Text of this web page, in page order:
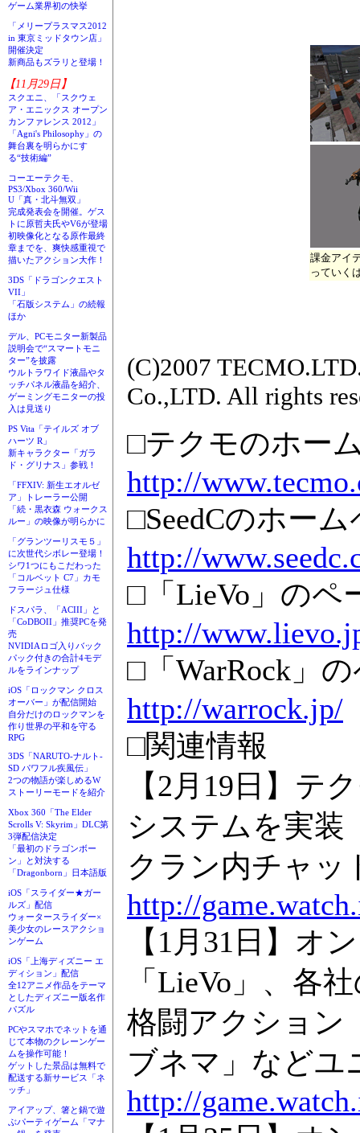
ゲーム業界初の快挙
「メリープラスマス2012
in 東京ミッドタウン店」
開催決定
新商品もズラリと登場！
【11月29日】
スクエニ、「スクウェ
ア・エニックス オープン
カンファレンス 2012」
「Agni's Philosophy」の
舞台裏を明らかにす
る“技術編”
コーエーテクモ、
PS3/Xbox 360/Wii
U「真・北斗無双」
完成発表会を開催。ゲス
トに原哲夫氏やV6が登場
初映像化となる原作最終
章までを、爽快感重視で
描いたアクション大作！
3DS「ドラゴンクエスト
VII」
「石版システム」の続報
ほか
デル、PCモニター新製品
説明会で“スマートモニ
ター”を披露
ウルトラワイド液晶やタ
ッチパネル液晶を紹介、
ゲーミングモニターの投
入は見送り
PS Vita「テイルズ オブ
ハーツ R」
新キャラクター「ガラ
ド・グリナス」参戦！
「FFXIV: 新生エオルゼ
ア」トレーラー公開
「続・黒衣森 ウォークス
ルー」の映像が明らかに
「グランツーリスモ５」
に次世代シボレー登場！
シワ1つにもこだわった
「コルベット C7」カモ
フラージュ仕様
ドスパラ、「ACIII」と
「CoDBOII」推奨PCを発
売
NVIDIAロゴ入りバック
パック付きの合計4モデ
ルをラインナップ
iOS「ロックマン クロス
オーバー」が配信開始
自分だけのロックマンを
作り世界の平和を守る
RPG
3DS「NARUTO-ナルト-
SD パワフル疾風伝」
2つの物語が楽しめるW
ストーリーモードを紹介
Xbox 360「The Elder
Scrolls V: Skyrim」DLC第
3弾配信決定
「最初のドラゴンボー
ン」と対決する
「Dragonborn」日本語版
iOS「スライダー★ガー
ルズ」配信
ウォータースライダー×
美少女のレースアクショ
ンゲーム
iOS「上海ディズニー エ
ディション」配信
全12アニメ作品をテーマ
としたディズニー版名作
パズル
PCやスマホでネットを通
じて本物のクレーンゲー
ムを操作可能！
ゲットした景品は無料で
配送する新サービス「ネ
ッチ」
アイアップ、箸と鍋で遊
ぶパーティゲーム「マナ
課金アイ
っていく
(C)2007
Co.,LTD. All rights
□テクモのホー
http://
□SeedCのホー
http://
□「LieVo」のペ
http://
□「WarRock」
http://warrock.jp/
□関連情報
【2月19日】テ
システムを実装
クラン内チャッ
http://
【1月31日】オ
「LieVo」、各
格闘アクション
ブネマ」などユ
http://